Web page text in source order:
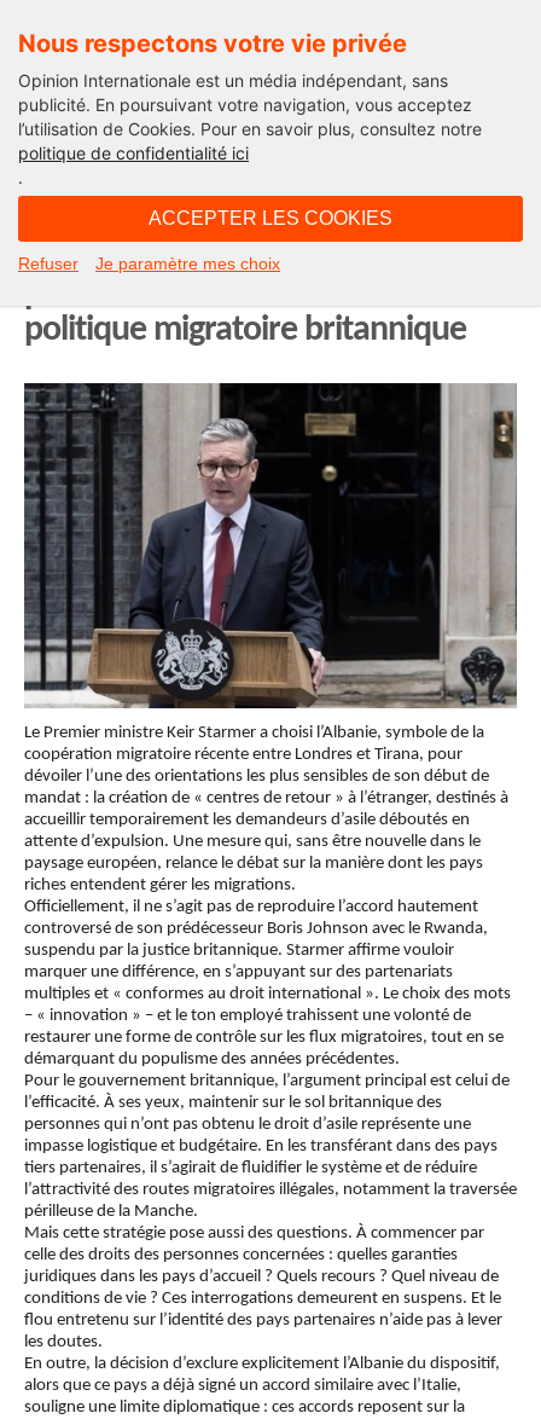
Nous respectons votre vie privée
Opinion Internationale est un média indépendant, sans
publicité. En poursuivant votre navigation, vous acceptez
l’utilisation de Cookies. Pour en savoir plus, consultez notre
politique de confidentialité ici
.
ACCEPTER LES COOKIES
Refuser Je paramètre mes choix
Actualité
Centres de retour : un virage
politique migratoire britannique
Le Premier ministre Keir Starmer a choisi l’Albanie, symbole de la
coopération migratoire récente entre Londres et Tirana, pour
dévoiler l’une des orientations les plus sensibles de son début de
mandat : la création de « centres de retour » à l’étranger, destinés à
accueillir temporairement les demandeurs d’asile déboutés en
attente d’expulsion. Une mesure qui, sans être nouvelle dans le
paysage européen, relance le débat sur la manière dont les pays
riches entendent gérer les migrations.
Officiellement, il ne s’agit pas de reproduire l’accord hautement
controversé de son prédécesseur Boris Johnson avec le Rwanda,
suspendu par la justice britannique. Starmer affirme vouloir
marquer une différence, en s’appuyant sur des partenariats
multiples et « conformes au droit international ». Le choix des mots
– « innovation » – et le ton employé trahissent une volonté de
restaurer une forme de contrôle sur les flux migratoires, tout en se
démarquant du populisme des années précédentes.
Pour le gouvernement britannique, l’argument principal est celui de
l’efficacité. À ses yeux, maintenir sur le sol britannique des
personnes qui n’ont pas obtenu le droit d’asile représente une
impasse logistique et budgétaire. En les transférant dans des pays
tiers partenaires, il s’agirait de fluidifier le système et de réduire
l’attractivité des routes migratoires illégales, notamment la traversée
périlleuse de la Manche.
Mais cette stratégie pose aussi des questions. À commencer par
celle des droits des personnes concernées : quelles garanties
juridiques dans les pays d’accueil ? Quels recours ? Quel niveau de
conditions de vie ? Ces interrogations demeurent en suspens. Et le
flou entretenu sur l’identité des pays partenaires n’aide pas à lever
les doutes.
En outre, la décision d’exclure explicitement l’Albanie du dispositif,
alors que ce pays a déjà signé un accord similaire avec l’Italie,
souligne une limite diplomatique : ces accords reposent sur la